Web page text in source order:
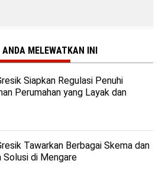
ANDA MELEWATKAN INI
Siapkan Regulasi Penuhi
Perumahan yang Layak dan
Tawarkan Berbagai Skema dan
Solusi di Mengare